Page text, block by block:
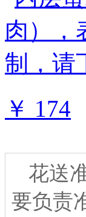
￥ 174
花送
要负责